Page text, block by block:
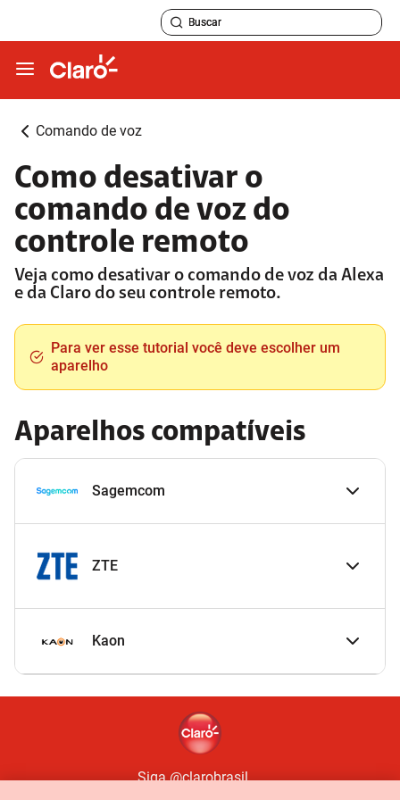
Comando de voz
Como desativar o
comando de voz do
controle remoto
Veja como desativar o comando de voz da Alexa
e da Claro do seu controle remoto.
Para ver esse tutorial você deve escolher um
aparelho
Aparelhos compatíveis
Sagemcom
ZTE
Kaon
Siga @clarobrasil